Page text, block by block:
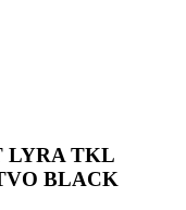
LYRA TKL
BLACK